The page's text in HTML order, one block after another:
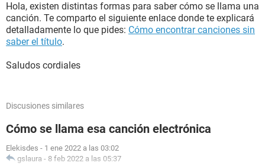
Hola, existen distintas formas para saber cómo se llama una
canción. Te comparto el siguiente enlace donde te explicará
detalladamente lo que pides: Cómo encontrar canciones sin
saber el título.
Saludos cordiales
Discusiones similares
Cómo se llama esa canción electrónica
Elekisdes - 1 ene 2022 a las 03:02
gslaura - 8 feb 2022 a las 05:37